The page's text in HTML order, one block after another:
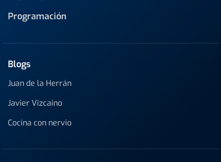
Programación
Blogs
Juan de la Herrán
Javier Vizcaino
Cocina con nervio